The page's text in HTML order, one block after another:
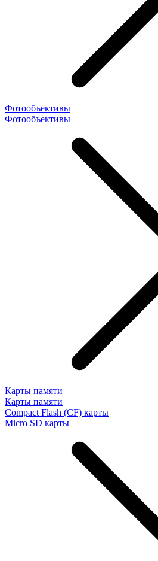
Фотообъективы
Фотообъективы
Карты памяти
Карты памяти
Compact Flash (CF) карты
Micro SD карты